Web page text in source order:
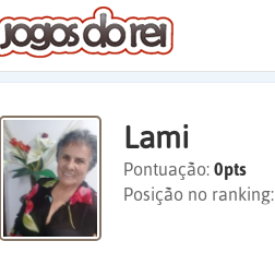
Lami
Pontuação: 0pts
Posição no ranking: